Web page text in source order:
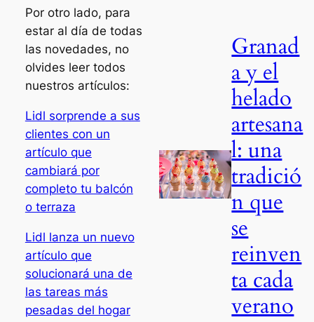
Por otro lado, para
estar al día de todas
las novedades, no
olvides leer todos
nuestros artículos:
Lidl sorprende a sus
clientes con un
artículo que
cambiará por
completo tu balcón
o terraza
Lidl lanza un nuevo
artículo que
solucionará una de
las tareas más
pesadas del hogar
Granad
a y el
helado
artesana
l: una
tradició
n que
se
reinven
ta cada
verano